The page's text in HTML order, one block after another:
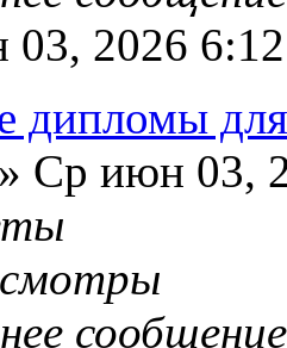
2026
дипломы
» Ср июн 03,